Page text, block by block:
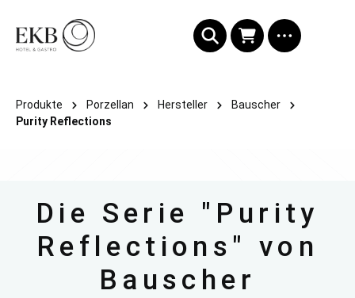
Produkte Porzellan Hersteller
Bauscher
Purity Reflections
Die Serie "Purity
Reflections" von
Bauscher